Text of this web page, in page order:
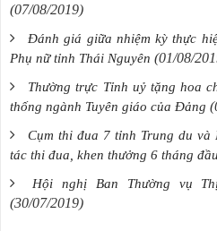
(07/08/2019)
Đánh giá giữa nhiệm kỳ thực
Phụ nữ tỉnh Thái Nguyên (01/08/
Thường trực Tỉnh uỷ tặng hoa
thống ngành Tuyên giáo của Đảng
Cụm thi đua 7 tỉnh Trung du và
tác thi đua, khen thưởng 6 tháng
Hội nghị Ban Thường vụ
(30/07/2019)